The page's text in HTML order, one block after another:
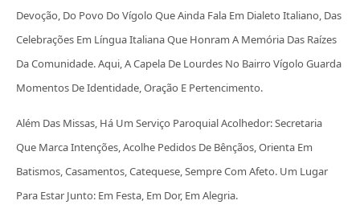
Devoção, Do Povo Do Vígolo Que Ainda Fala Em Dialeto Italiano, Das
Celebrações Em Língua Italiana Que Honram A Memória Das Raízes
Da Comunidade. Aqui, A Capela De Lourdes No Bairro Vígolo Guarda
Momentos De Identidade, Oração E Pertencimento.
Além Das Missas, Há Um Serviço Paroquial Acolhedor: Secretaria
Que Marca Intenções, Acolhe Pedidos De Bênçãos, Orienta Em
Batismos, Casamentos, Catequese, Sempre Com Afeto. Um Lugar
Para Estar Junto: Em Festa, Em Dor, Em Alegria.